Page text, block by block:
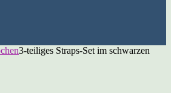
3-teiliges Straps-Set im schwarzen